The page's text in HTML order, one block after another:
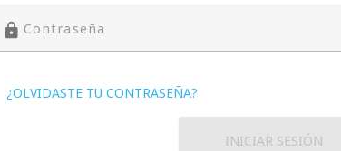
lock Contraseña
¿OLVIDASTE TU CONTRASEÑA?
INICIAR SESIÓN